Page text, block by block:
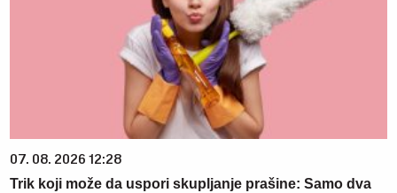
07. 08. 2026 12:28
Trik koji može da uspori skupljanje prašine: Samo dva